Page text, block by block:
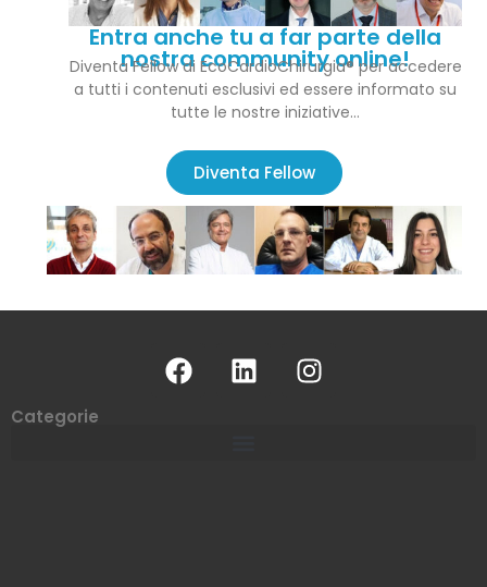
Entra anche tu a far parte della
nostra community online!
Diventa Fellow di EcoCardioChirurgia® per accedere
a tutti i contenuti esclusivi ed essere informato su
tutte le nostre iniziative…
Diventa Fellow
Categorie